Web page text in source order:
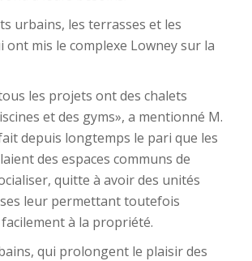
urbains, les terrasses et les
ont mis le complexe Lowney sur la
les projets ont des chalets
et des gyms», a mentionné M.
depuis longtemps le pari que les
des espaces communs de
quitte à avoir des unités
leur permettant toutefois
facilement à la propriété.
qui prolongent le plaisir des